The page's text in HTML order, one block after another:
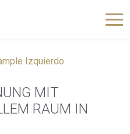
Izquierdo
MIT
RAUM IN